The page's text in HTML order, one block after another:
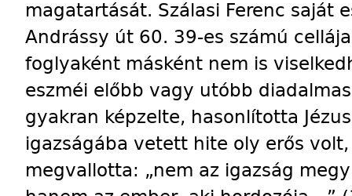
magatartását. Szálasi Ferenc saját
Andrássy út 60. 39-es számú
foglyaként másként nem is
eszméi előbb vagy utóbb
gyakran képzelte, hasonlította
igazságába vetett hite oly erős
megvallotta: „nem az igazság